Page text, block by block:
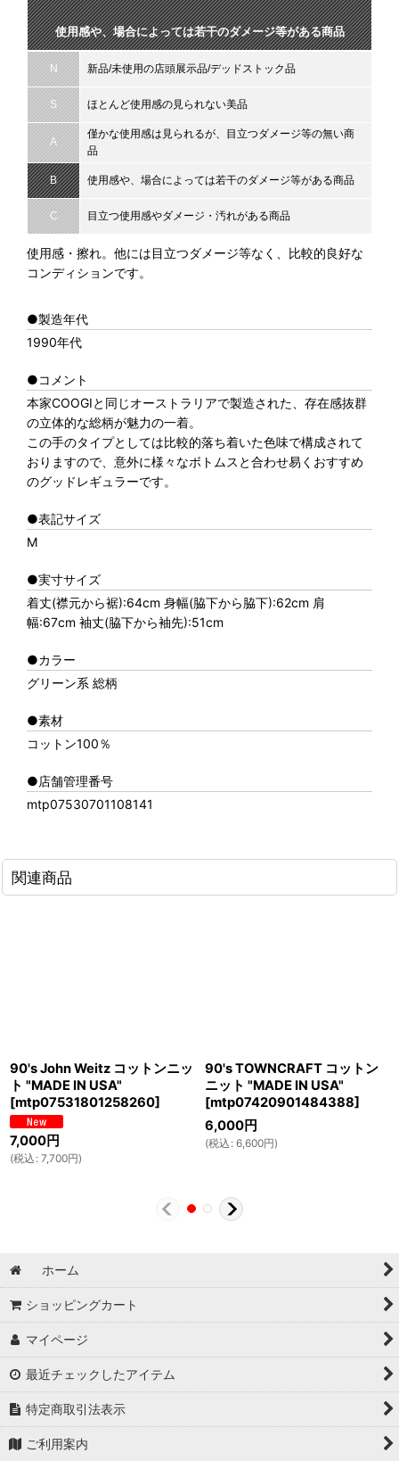
使用感や、場合によっては若干のダメージ等がある商品
N 新品/未使用の店頭展示品/デッドストック品
S ほとんど使用感の見られない美品
A
僅かな使用感は見られるが、目立つダメージ等の無い商
品
B 使用感や、場合によっては若干のダメージ等がある商品
C 目立つ使用感やダメージ・汚れがある商品
使用感・擦れ。他には目立つダメージ等なく、比較的良好な
コンディションです。
●製造年代
1990年代
●コメント
本家COOGIと同じオーストラリアで製造された、存在感抜群
の立体的な総柄が魅力の一着。
この手のタイプとしては比較的落ち着いた色味で構成されて
おりますので、意外に様々なボトムスと合わせ易くおすすめ
のグッドレギュラーです。
●表記サイズ
M
●実寸サイズ
着丈(襟元から裾):64cm 身幅(脇下から脇下):62cm 肩
幅:67cm 袖丈(脇下から袖先):51cm
●カラー
グリーン系 総柄
●素材
コットン100％
●店舗管理番号
mtp07530701108141
関連商品
90's John Weitz コットンニッ
ト "MADE IN USA"
[mtp07531801258260]
7,000円
(税込 : 7,700円)
90's TOWNCRAFT コットン
ニット "MADE IN USA"
[mtp07420901484388]
6,000円
(税込 : 6,600円)
ホーム
ショッピングカート
マイページ
最近チェックしたアイテム
特定商取引法表示
ご利用案内